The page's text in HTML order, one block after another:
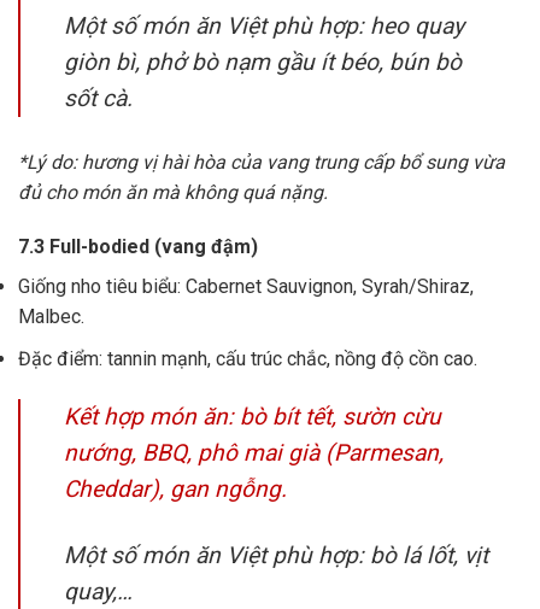
Một số món ăn Việt phù hợp: heo quay
giòn bì, phở bò nạm gầu ít béo, bún bò
sốt cà.
*Lý do: hương vị hài hòa của vang trung cấp bổ sung vừa
đủ cho món ăn mà không quá nặng.
7.3 Full-bodied (vang đậm)
Giống nho tiêu biểu: Cabernet Sauvignon, Syrah/Shiraz,
Malbec.
Đặc điểm: tannin mạnh, cấu trúc chắc, nồng độ cồn cao.
Kết hợp món ăn: bò bít tết, sườn cừu
nướng, BBQ, phô mai già (Parmesan,
Cheddar), gan ngỗng.
Một số món ăn Việt phù hợp: bò lá lốt, vịt
quay,…